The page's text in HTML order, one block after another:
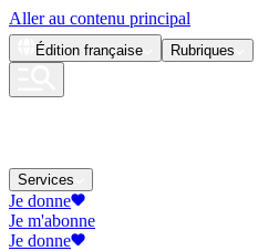
Aller au contenu principal
Édition française Rubriques
Services
Je donne
Je m'abonne
Je donne